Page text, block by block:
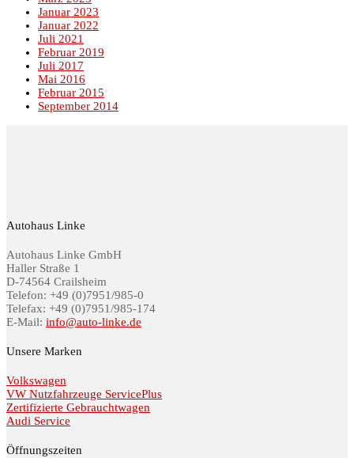
Januar 2023
Januar 2022
Juli 2021
Februar 2019
Juli 2017
Mai 2016
Februar 2015
September 2014
Autohaus Linke
Autohaus Linke GmbH
Haller Straße 1
D-74564 Crailsheim
Telefon: +49 (0)7951/985-0
Telefax: +49 (0)7951/985-174
E-Mail: info@auto-linke.de
Unsere Marken
Volkswagen
VW Nutzfahrzeuge ServicePlus
Zertifizierte Gebrauchtwagen
Audi Service
Öffnungszeiten